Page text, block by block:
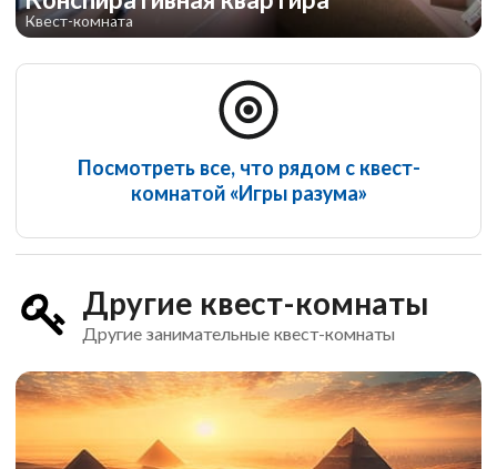
Квест-комната
Посмотреть все, что рядом с квест-
комнатой «Игры разума»
Другие квест-комнаты
Другие занимательные квест-комнаты